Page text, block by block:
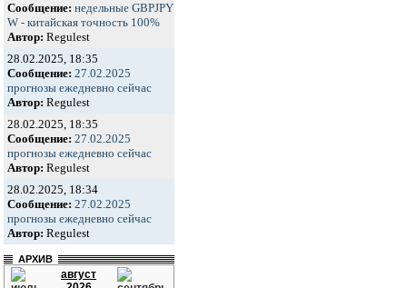
Сообщение: недельные GBPJPY
W - китайская точность 100%
Автор: Regulest
28.02.2025, 18:35
Сообщение: 27.02.2025
прогнозы ежедневно сейчас
Автор: Regulest
28.02.2025, 18:35
Сообщение: 27.02.2025
прогнозы ежедневно сейчас
Автор: Regulest
28.02.2025, 18:34
Сообщение: 27.02.2025
прогнозы ежедневно сейчас
Автор: Regulest
АРХИВ
август